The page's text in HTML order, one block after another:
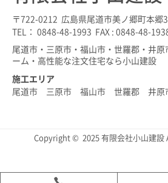
〒722-0212 広島県尾道市美ノ郷町本郷
TEL： 0848-48-1993 FAX : 0848-48-
尾道市・三原市・福山市・世羅郡・井原
ーム・高性能な注文住宅なら小山建設
施工エリア
尾道市 三原市 福山市 世羅郡 井原
Copyright © 2025 有限会社小山建設